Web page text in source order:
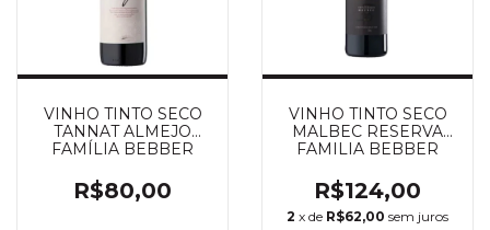
VINHO TINTO SECO
TANNAT ALMEJO
FAMÍLIA BEBBER
R$80,00
VINHO TINTO SECO
MALBEC RESERVA
FAMILIA BEBBER
R$124,00
2 x de R$62,00 sem juros